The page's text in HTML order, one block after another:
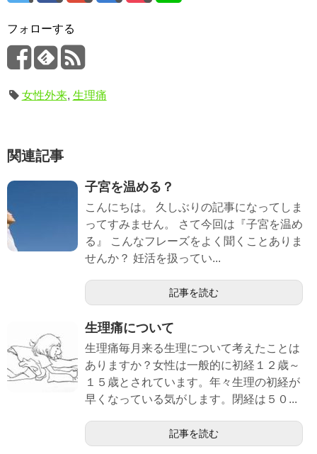
フォローする
女性外来, 生理痛
関連記事
子宮を温める？
こんにちは。 久しぶりの記事になってしま
ってすみません。 さて今回は『子宮を温め
る』 こんなフレーズをよく聞くことありま
せんか？ 妊活を扱ってい...
記事を読む
生理痛について
生理痛毎月来る生理について考えたことは
ありますか？女性は一般的に初経１２歳～
１５歳とされています。年々生理の初経が
早くなっている気がします。閉経は５０...
記事を読む